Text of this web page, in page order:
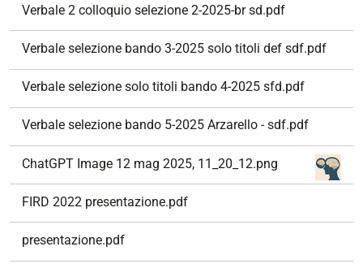
Verbale 2 colloquio selezione 2-2025-br sd.pdf
Verbale selezione bando 3-2025 solo titoli def sdf.pdf
Verbale selezione solo titoli bando 4-2025 sfd.pdf
Verbale selezione bando 5-2025 Arzarello - sdf.pdf
ChatGPT Image 12 mag 2025, 11_20_12.png
FIRD 2022 presentazione.pdf
presentazione.pdf